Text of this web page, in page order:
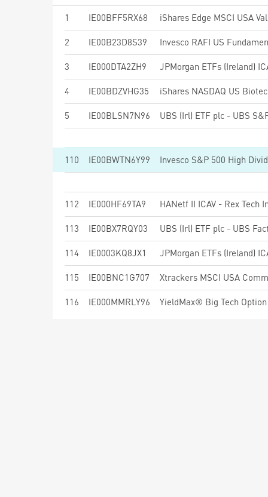
1
IE00BFF5RX68
2 IE00B23D8S39 Invesco RAFI US
3 IE000DTA2ZH9
4 IE00BDZVHG35 iShares NASDAQ US
5 IE00BLSN7N96
110 IE00BWTN6Y99
112 IE000HF69TA9
113 IE00BX7RQY03
114 IE0003KQ8JX1
115 IE00BNC1G707
116 IE000MMRLY96 YieldMax® Big Tech